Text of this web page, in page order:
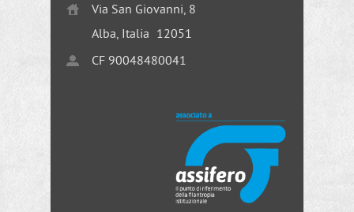
Via San Giovanni, 8
Alba, Italia 12051
CF 90048480041